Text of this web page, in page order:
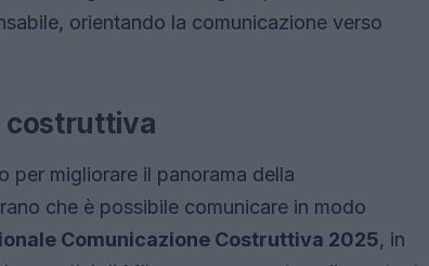
orientando la comunicazione verso
costruttiva
per migliorare il panorama della
che è possibile comunicare in modo
Comunicazione Costruttiva 2025, in